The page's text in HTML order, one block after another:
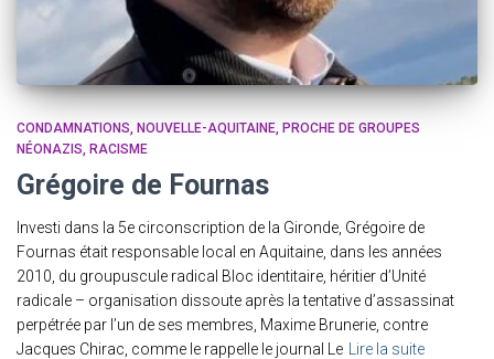
CONDAMNATIONS NOUVELLE-AQUITAINE PROCHE DE GROUPES
NÉONAZIS RACISME
Grégoire de Fournas
Investi dans la 5e circonscription de la Gironde, Grégoire de
Fournas était responsable local en Aquitaine, dans les années
2010, du groupuscule radical Bloc identitaire, héritier d’Unité
radicale – organisation dissoute après la tentative d’assassinat
perpétrée par l’un de ses membres, Maxime Brunerie, contre
Jacques Chirac, comme le rappelle le journal Le
Lire la suite